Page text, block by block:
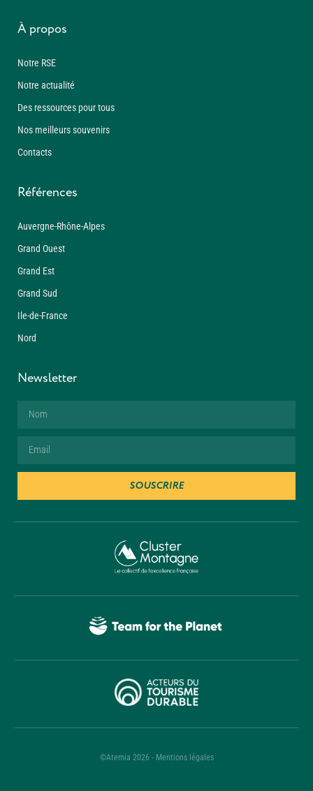
À propos
Notre RSE
Notre actualité
Des ressources pour tous
Nos meilleurs souvenirs
Contacts
Références
Auvergne-Rhône-Alpes
Grand Ouest
Grand Est
Grand Sud
Ile-de-France
Nord
Newsletter
SOUSCRIRE
©Atemia 2026 - Mentions légales